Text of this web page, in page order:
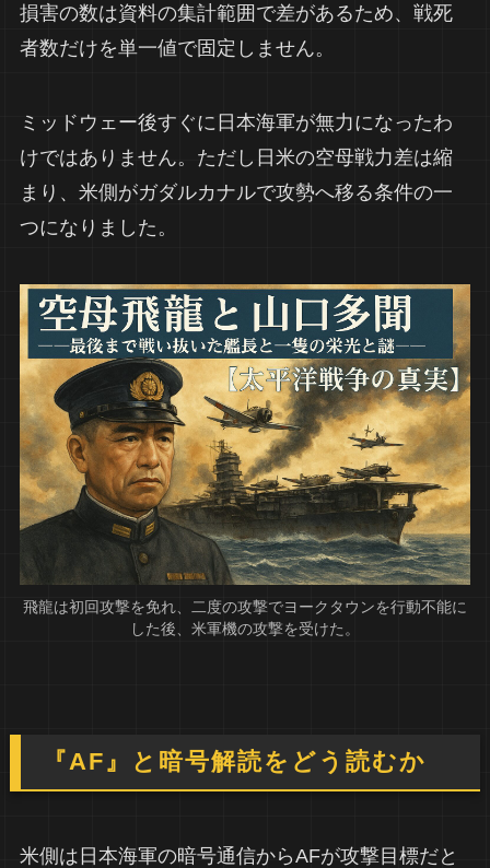
損害の数は資料の集計範囲で差があるため、戦死
者数だけを単一値で固定しません。
ミッドウェー後すぐに日本海軍が無力になったわ
けではありません。ただし日米の空母戦力差は縮
まり、米側がガダルカナルで攻勢へ移る条件の一
つになりました。
飛龍は初回攻撃を免れ、二度の攻撃でヨークタウンを行動不能に
した後、米軍機の攻撃を受けた。
『AF』と暗号解読をどう読むか
米側は日本海軍の暗号通信からAFが攻撃目標だと